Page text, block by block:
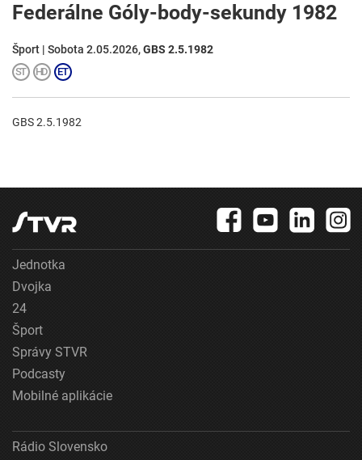
Federálne Góly-body-sekundy 1982
Šport | Sobota 2.05.2026,GBS 2.5.1982
GBS 2.5.1982
Jednotka
Dvojka
24
Šport
Správy STVR
Podcasty
Mobilné aplikácie
Rádio Slovensko